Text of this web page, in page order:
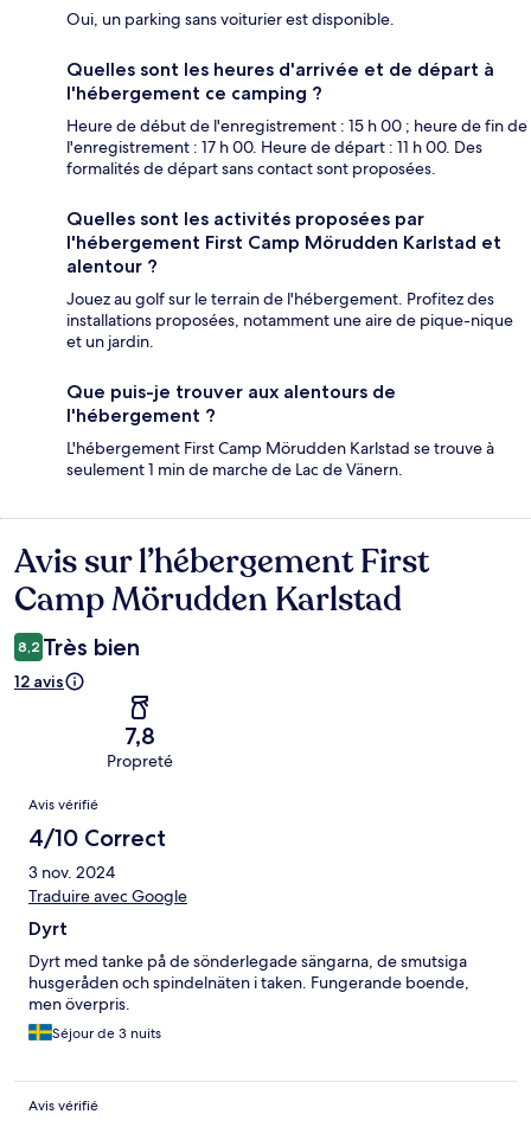
Oui, un parking sans voiturier est disponible.
Quelles sont les heures d'arrivée et de départ à
l'hébergement ce camping ?
Heure de début de l'enregistrement : 15 h 00 ; heure de fin de
l'enregistrement : 17 h 00. Heure de départ : 11 h 00. Des
formalités de départ sans contact sont proposées.
Quelles sont les activités proposées par
l'hébergement First Camp Mörudden Karlstad et
alentour ?
Jouez au golf sur le terrain de l'hébergement. Profitez des
installations proposées, notamment une aire de pique-nique
et un jardin.
Que puis-je trouver aux alentours de
l'hébergement ?
L'hébergement First Camp Mörudden Karlstad se trouve à
seulement 1 min de marche de Lac de Vänern.
Avis
Avis sur l’hébergement First
Camp Mörudden Karlstad
8,2 Très bien
12 avis
7,8
Propreté
Avis
Avis vérifié
4/10 Correct
3 nov. 2024
Traduire avec Google
Dyrt
Dyrt med tanke på de sönderlegade sängarna, de smutsiga
husgeråden och spindelnäten i taken. Fungerande boende,
men överpris.
Séjour de 3 nuits
Avis vérifié